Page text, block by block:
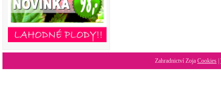
Zahradnictví Zoja Cookies